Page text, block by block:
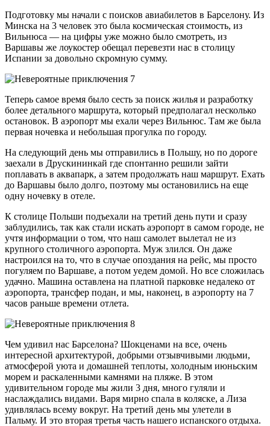
Подготовку мы начали с поисков авиабилетов в Барселону. Из
Минска на 3 человек это была космическая стоимость, из
Вильнюса — на цифры уже можно было смотреть, из
Варшавы же лоукостер обещал перевезти нас в столицу
Испании за довольно скромную сумму.
Теперь самое время было сесть за поиск жилья и разработку
более детального маршрута, который предполагал несколько
остановок. В аэропорт мы ехали через Вильнюс. Там же была
первая ночевка и небольшая прогулка по городу.
На следующий день мы отправились в Польшу, но по дороге
заехали в Друскининкай где спонтанно решили зайти
поплавать в аквапарк, а затем продолжать наш маршрут. Ехать
до Варшавы было долго, поэтому мы остановились на еще
одну ночевку в отеле.
К столице Польши подъехали на третий день пути и сразу
заблудились, так как стали искать аэропорт в самом городе, не
учтя информации о том, что наш самолет вылетал не из
крупного столичного аэропорта. Муж злился. Он даже
настроился на то, что в случае опоздания на рейс, мы просто
погуляем по Варшаве, а потом уедем домой. Но все сложилась
удачно. Машина оставлена на платной парковке недалеко от
аэропорта, трансфер подан, и мы, наконец, в аэропорту на 7
часов раньше времени отлета.
Чем удивил нас Барселона? Шокценами на все, очень
интересной архитектурой, добрыми отзывчивыми людьми,
атмосферой уюта и домашней теплоты, холодным июньским
морем и раскаленными камнями на пляже. В этом
удивительном городе мы жили 3 дня, много гуляли и
наслаждались видами. Варя мирно спала в коляске, а Лиза
удивлялась всему вокруг. На третий день мы улетели в
Пальму. И это вторая третья часть нашего испанского отдыха.